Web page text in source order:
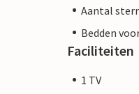
Aantal
Bedden
Faciliteiten
1 TV